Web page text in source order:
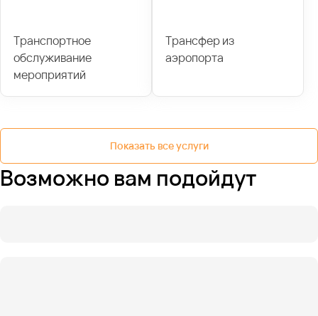
Транспортное
обслуживание
мероприятий
Трансфер из
аэропорта
Показать все услуги
Возможно вам подойдут